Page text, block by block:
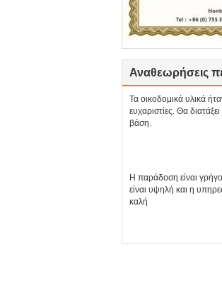
Αναθεωρήσεις
Τα οικοδομικά υλικά
ευχαριστίες. Θα
βάση.
Η παράδοση είναι
είναι υψηλή και η
καλή